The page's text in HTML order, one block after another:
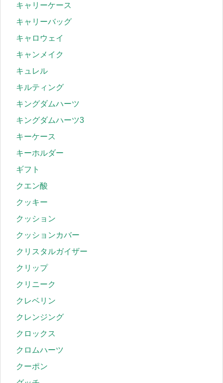
キャリーケース
キャリーバッグ
キャロウェイ
キャンメイク
キュレル
キルティング
キングダムハーツ
キングダムハーツ3
キーケース
キーホルダー
ギフト
クエン酸
クッキー
クッション
クッションカバー
クリスタルガイザー
クリップ
クリニーク
クレベリン
クレンジング
クロックス
クロムハーツ
クーポン